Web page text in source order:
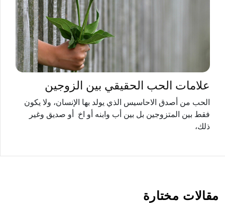
علامات الحب الحقيقي بين الزوجين
الحب من أصدق الاحاسيس الذي يولد بها الإنسان، ولا يكون
فقط بين المتزوجين بل بين أب وابنه أو اخ أو صديق وغير
ذلك،
مقالات مختارة